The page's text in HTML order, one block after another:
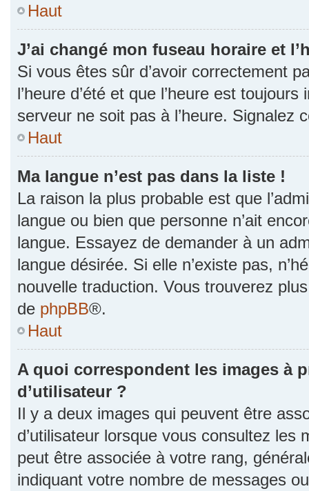
Haut
J’ai changé mon fuseau horaire et
Si vous êtes sûr d’avoir correctement
l’heure d’été et que l’heure est
serveur ne soit pas à l’heure. Signalez
Haut
Ma langue n’est pas dans la liste !
La raison la plus probable est que
langue ou bien que personne n’ait
langue. Essayez de demander à un
langue désirée. Si elle n’existe pas,
nouvelle traduction. Vous trouverez
de phpBB®.
Haut
A quoi correspondent les images à
d’utilisateur ?
Il y a deux images qui peuvent être
d’utilisateur lorsque vous consultez les
peut être associée à votre rang,
indiquant votre nombre de messages